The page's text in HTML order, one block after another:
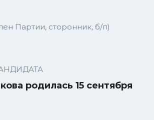
Партии, сторонник, б/п)
родилась 15 сентября